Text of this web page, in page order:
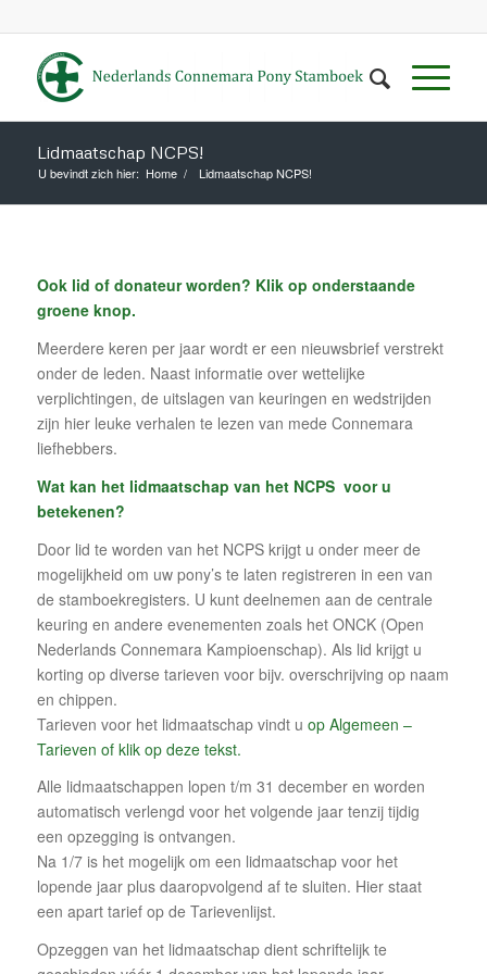
Lidmaatschap NCPS!
U bevindt zich hier: Home / Lidmaatschap NCPS!
Ook lid of donateur worden? Klik op onderstaande
groene knop.
Meerdere keren per jaar wordt er een nieuwsbrief verstrekt
onder de leden. Naast informatie over wettelijke
verplichtingen, de uitslagen van keuringen en wedstrijden
zijn hier leuke verhalen te lezen van mede Connemara
liefhebbers.
Wat kan het lidmaatschap van het NCPS voor u
betekenen?
Door lid te worden van het NCPS krijgt u onder meer de
mogelijkheid om uw pony’s te laten registreren in een van
de stamboekregisters. U kunt deelnemen aan de centrale
keuring en andere evenementen zoals het ONCK (Open
Nederlands Connemara Kampioenschap). Als lid krijgt u
korting op diverse tarieven voor bijv. overschrijving op naam
en chippen.
Tarieven voor het lidmaatschap vindt u op Algemeen –
Tarieven of klik op deze tekst.
Alle lidmaatschappen lopen t/m 31 december en worden
automatisch verlengd voor het volgende jaar tenzij tijdig
een opzegging is ontvangen.
Na 1/7 is het mogelijk om een lidmaatschap voor het
lopende jaar plus daaropvolgend af te sluiten. Hier staat
een apart tarief op de Tarievenlijst.
Opzeggen van het lidmaatschap dient schriftelijk te